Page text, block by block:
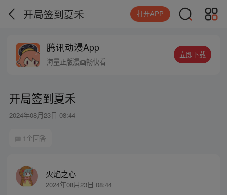
开局签到夏禾 打开APP
腾讯动漫App
海量正版漫画畅快看
立即下载
开局签到夏禾
2024年08月23日 08:44
1个回答
火焰之心
2024年08月23日 08:44